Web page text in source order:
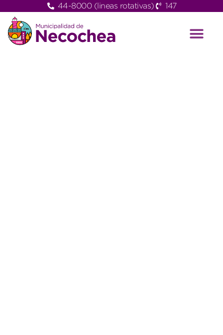
44-8000 (lineas rotativas) 147